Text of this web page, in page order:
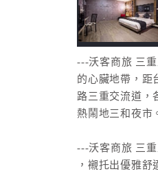
---沃客商旅 三
的心臟地帶，距
路三重交流道，
熱鬧地三和夜市
---沃客商旅 三
，襯托出優雅